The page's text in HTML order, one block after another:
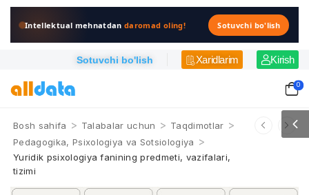
Intellektual mehnatdandaromad oling! Sotuvchi bo'lish
Sotuvchi bo'lish Xaridlarim Kirish
0
Bosh sahifa > Talabalar uchun > Taqdimotlar >
Pedagogika, Psixologiya va Sotsiologiya >
Yuridik psixologiya fanining predmeti, vazifalari,
tizimi